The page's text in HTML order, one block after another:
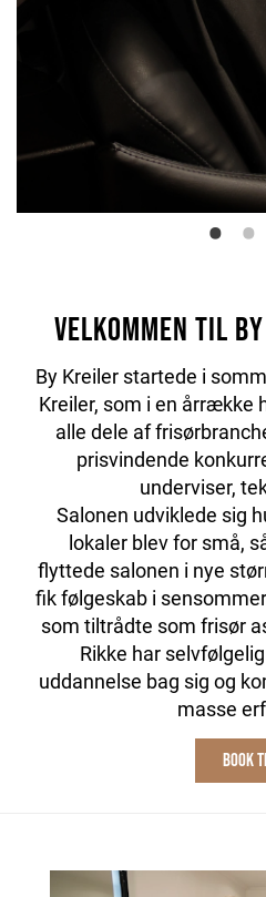
Velkommen til
By Kreiler startede i
Kreiler, som i en årrække
alle dele af
prisvindende
underviser,
Salonen udviklede sig
lokaler blev for små,
flyttede salonen i nye
fik følgeskab i
som tiltrådte som frisør
Rikke har
uddannelse bag sig og
masse
BOOK